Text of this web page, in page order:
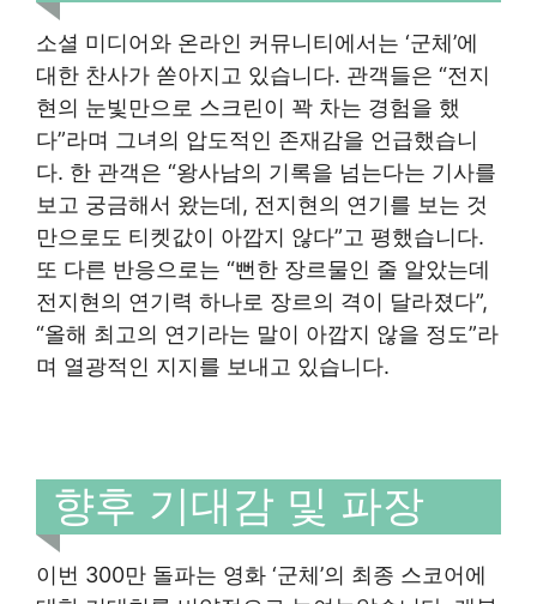
소셜 미디어와 온라인 커뮤니티에서는 ‘군체’에
대한 찬사가 쏟아지고 있습니다. 관객들은 “전지
현의 눈빛만으로 스크린이 꽉 차는 경험을 했
다”라며 그녀의 압도적인 존재감을 언급했습니
다. 한 관객은 “왕사남의 기록을 넘는다는 기사를
보고 궁금해서 왔는데, 전지현의 연기를 보는 것
만으로도 티켓값이 아깝지 않다”고 평했습니다.
또 다른 반응으로는 “뻔한 장르물인 줄 알았는데
전지현의 연기력 하나로 장르의 격이 달라졌다”,
“올해 최고의 연기라는 말이 아깝지 않을 정도”라
며 열광적인 지지를 보내고 있습니다.
향후 기대감 및 파장
이번 300만 돌파는 영화 ‘군체’의 최종 스코어에